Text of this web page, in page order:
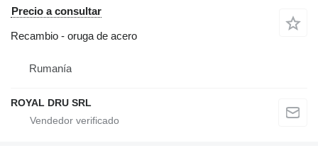
Precio a consultar
Recambio - oruga de acero
Rumanía
ROYAL DRU SRL